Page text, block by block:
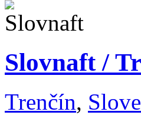
Slovnaft /
Trenčín,